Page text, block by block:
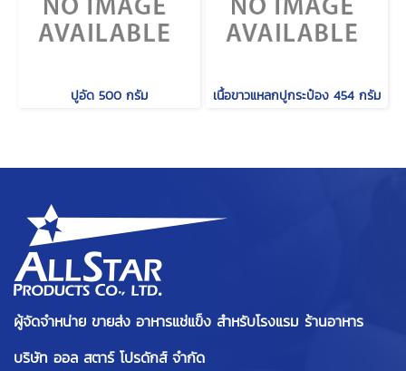
ปูอัด 500 กรัม เนื้อขาวแหลกปูกระป๋อง 454 กรัม
ผู้จัดจำหน่าย ขายส่ง อาหารแช่แข็ง สำหรับโรงแรม ร้านอาหาร
บริษัท ออล สตาร์ โปรดักส์ จำกัด